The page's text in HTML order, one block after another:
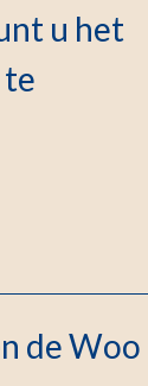
u het
de Woo